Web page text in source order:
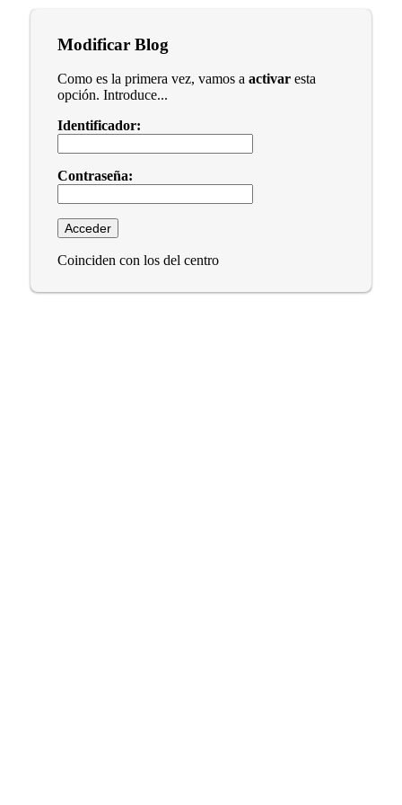
Modificar Blog
Como es la primera vez, vamos a activar esta
opción. Introduce...
Identificador:
Contraseña:
Coinciden con los del centro